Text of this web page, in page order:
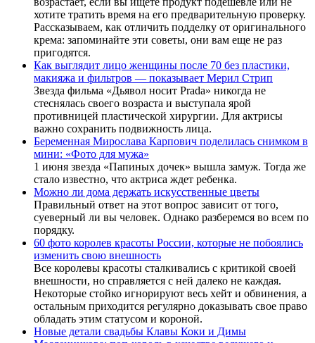
хотите тратить время на его предварительную проверку.
Рассказываем, как отличить подделку от оригинального
крема: запоминайте эти советы, они вам еще не раз
пригодятся.
Как выглядит лицо женщины после 70 без пластики,
макияжа и фильтров — показывает Мерил Стрип
Звезда фильма «Дьявол носит Prada» никогда не
стеснялась своего возраста и выступала ярой
противницей пластической хирургии. Для актрисы
важно сохранить подвижность лица.
Беременная Мирослава Карпович поделилась снимком в
мини: «Фото для мужа»
1 июня звезда «Папиных дочек» вышла замуж. Тогда же
стало известно, что актриса ждет ребенка.
Можно ли дома держать искусственные цветы
Правильный ответ на этот вопрос зависит от того,
суеверный ли вы человек. Однако разберемся во всем по
порядку.
60 фото королев красоты России, которые не побоялись
изменить свою внешность
Все королевы красоты сталкивались с критикой своей
внешности, но справляется с ней далеко не каждая.
Некоторые стойко игнорируют весь хейт и обвинения, а
остальным приходится регулярно доказывать свое право
обладать этим статусом и короной.
Новые детали свадьбы Клавы Коки и Димы